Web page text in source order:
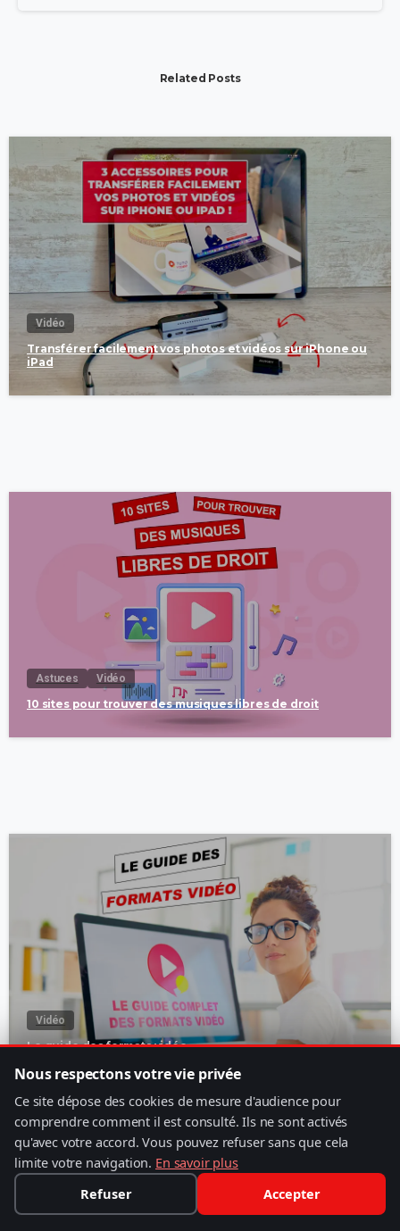
Related Posts
Vidéo
Transférer facilement vos photos et vidéos sur iPhone ou
iPad
Astuces Vidéo
10 sites pour trouver des musiques libres de droit
Vidéo
Le guide des formats vidéo
Nous respectons votre vie privée
Ce site dépose des cookies de mesure d'audience pour
comprendre comment il est consulté. Ils ne sont activés
qu'avec votre accord. Vous pouvez refuser sans que cela
limite votre navigation. En savoir plus
Refuser
Accepter